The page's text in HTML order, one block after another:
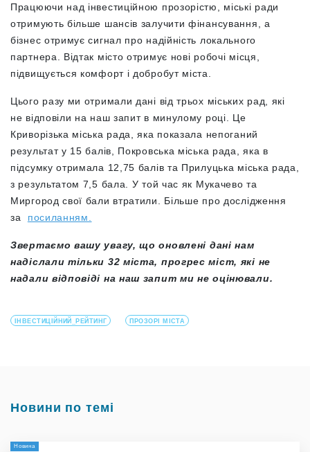
Працюючи над інвестиційною прозорістю, міські ради
отримують більше шансів залучити фінансування, а
бізнес отримує сигнал про надійність локального
партнера. Відтак місто отримує нові робочі місця,
підвищується комфорт і добробут міста.
Цього разу ми отримали дані від трьох міських рад, які
не відповіли на наш запит в минулому році. Це
Криворізька міська рада, яка показала непоганий
результат у 15 балів, Покровська міська рада, яка в
підсумку отримала 12,75 балів та Прилуцька міська рада,
з результатом 7,5 бала. У той час як Мукачево та
Миргород свої бали втратили. Більше про дослідження
за посиланням.
Звертаємо вашу увагу, що оновлені дані нам
надіслали тільки 32 міста, прогрес міст, які не
надали відповіді на наш запит ми не оцінювали.
ІНВЕСТИЦІЙНИЙ_РЕЙТИНГ ПРОЗОРІ МІСТА
Новини по темі
Новина